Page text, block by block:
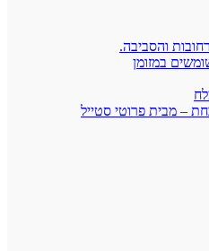
והסביבה.
במזומן
– מבית פרוטי סטייל